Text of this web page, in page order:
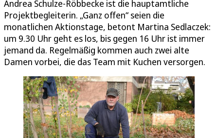
Andrea Schulze-Röbbecke ist die hauptamtliche
Projektbegleiterin. „Ganz offen“ seien die
monatlichen Aktionstage, betont Martina Sedlaczek:
um 9.30 Uhr geht es los, bis gegen 16 Uhr ist immer
jemand da. Regelmäßig kommen auch zwei alte
Damen vorbei, die das Team mit Kuchen versorgen.